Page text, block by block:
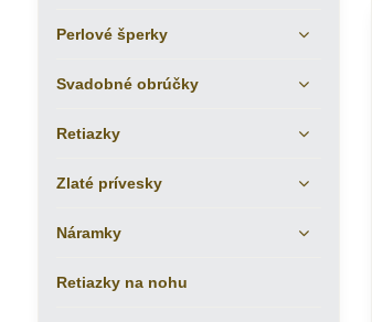
Perlové šperky
Svadobné obrúčky
Retiazky
Zlaté prívesky
Náramky
Retiazky na nohu